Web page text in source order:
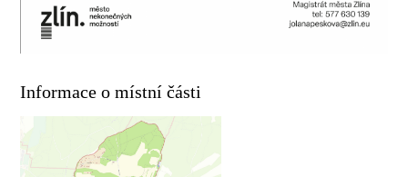
Informace o místní části